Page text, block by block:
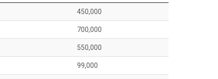
450,000
700,000
550,000
99,000